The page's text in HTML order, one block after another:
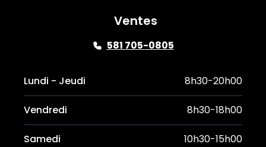
Ventes
581 705-0805
Lundi - Jeudi 8h30-20h00
Vendredi 8h30-18h00
Samedi 10h30-15h00